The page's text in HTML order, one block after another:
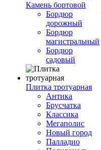
Камень бортовой
Бордюр
дорожный
Бордюр
магистральный
Бордюр
садовый
Плитка тротуарная
Антика
Брусчатка
Классика
Мегаполис
Новый город
Палладио